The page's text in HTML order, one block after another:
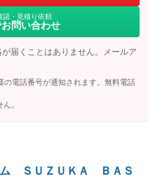
展示・試乗車
装備略号／用語解説
ランフラットタイヤ
：装備なし
：装備あり
フルフラットシート
オットマン
：装備なし
シートヒーター
認・見積り依頼
問い合わせ
届くことはありません。メールア
電話番号が通知されます。無料電話
。
ＳＵＺＵＫＡ ＢＡＳ